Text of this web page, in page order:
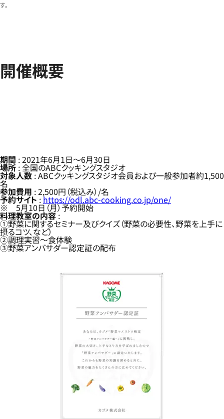
す。
開催概要
期間 : 2021年6月1日～6月30日
場所 : 全国のABCクッキングスタジオ
対象人数: ABCクッキングスタジオ会員および一般参加者約1,500
名
参加費用 : 2,500円（税込み）/名
予約サイト :https://odl.abc-cooking.co.jp/one/
※ 5月10日（月）予約開始
料理教室の内容:
①野菜に関するセミナー及びクイズ（野菜の必要性、野菜を上手に
摂るコツ、など）
②調理実習～食体験
③野菜アンバサダー認定証の配布